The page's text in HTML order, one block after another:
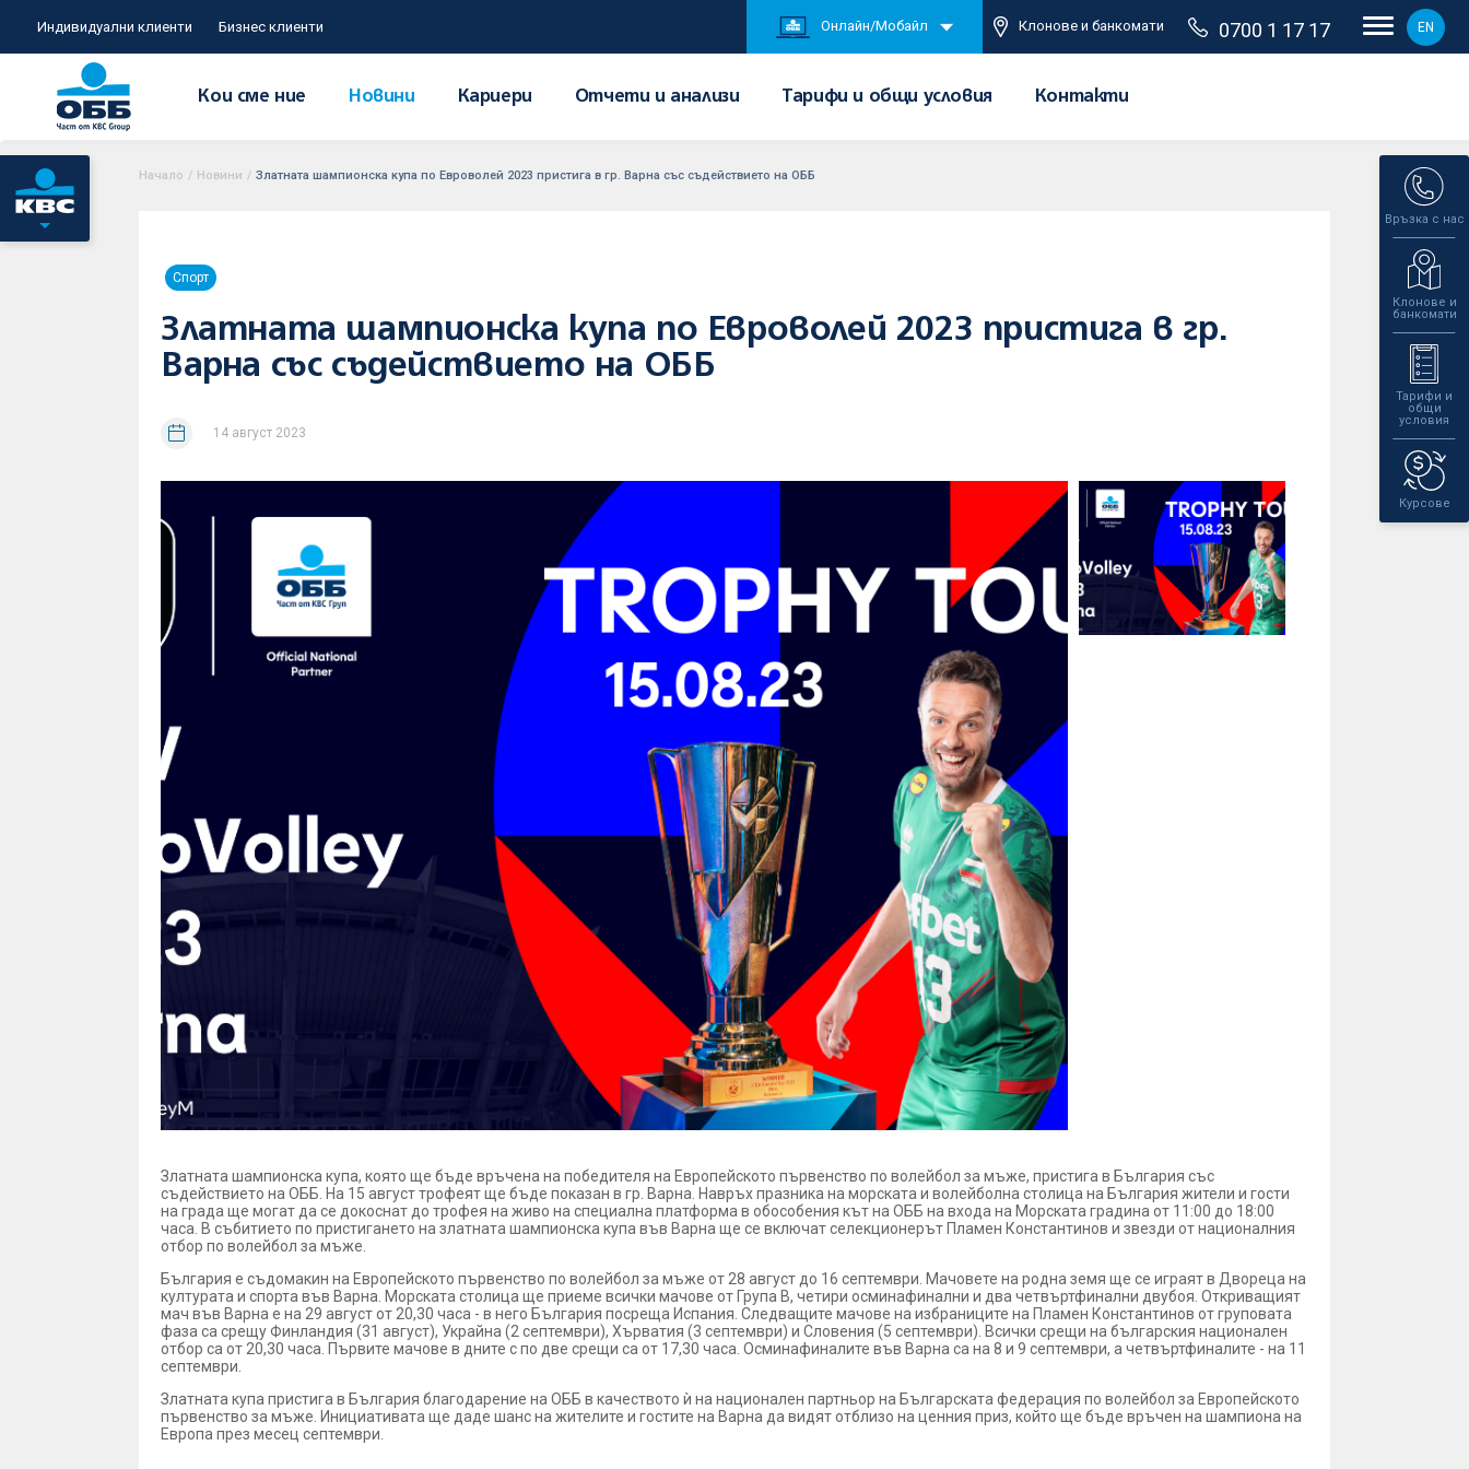
Индивидуални клиенти Бизнес клиенти Онлайн/Мобайл Клонове и банкомати 0700 1 17 17 EN
Кои сме ние Новини Кариери Отчети и анализи Тарифи и общи условия Контакти
Връзка с нас
Клонове и
банкомати
Тарифи и
общи
условия
Курсове
Начало / Новини / Златната шампионска купа по Евроволей 2023 пристига в гр. Варна със съдействието на ОББ
Спорт
Златната шампионска купа по Евроволей 2023 пристига в гр.
Варна със съдействието на ОББ
14 август 2023
Златната шампионска купа, която ще бъде връчена на победителя на Европейското първенство по волейбол за мъже, пристига в България със
съдействието на ОББ. На 15 август трофеят ще бъде показан в гр. Варна. Навръх празника на морската и волейболна столица на България жители и гости
на града ще могат да се докоснат до трофея на живо на специална платформа в обособения кът на ОББ на входа на Морската градина от 11:00 до 18:00
часа. В събитието по пристигането на златната шампионска купа във Варна ще се включат селекционерът Пламен Константинов и звезди от националния
отбор по волейбол за мъже.
България е съдомакин на Европейското първенство по волейбол за мъже от 28 август до 16 септември. Мачовете на родна земя ще се играят в Двореца на
културата и спорта във Варна. Морската столица ще приеме всички мачове от Група В, четири осминафинални и два четвъртфинални двубоя. Откриващият
мач във Варна е на 29 август от 20,30 часа - в него България посреща Испания. Следващите мачове на избраниците на Пламен Константинов от груповата
фаза са срещу Финландия (31 август), Украйна (2 септември), Хърватия (3 септември) и Словения (5 септември). Всички срещи на българския национален
отбор са от 20,30 часа. Първите мачове в дните с по две срещи са от 17,30 часа. Осминафиналите във Варна са на 8 и 9 септември, а четвъртфиналите - на 11
септември.
Златната купа пристига в България благодарение на ОББ в качеството ѝ на национален партньор на Българската федерация по волейбол за Европейското
първенство за мъже. Инициативата ще даде шанс на жителите и гостите на Варна да видят отблизо на ценния приз, който ще бъде връчен на шампиона на
Европа през месец септември.